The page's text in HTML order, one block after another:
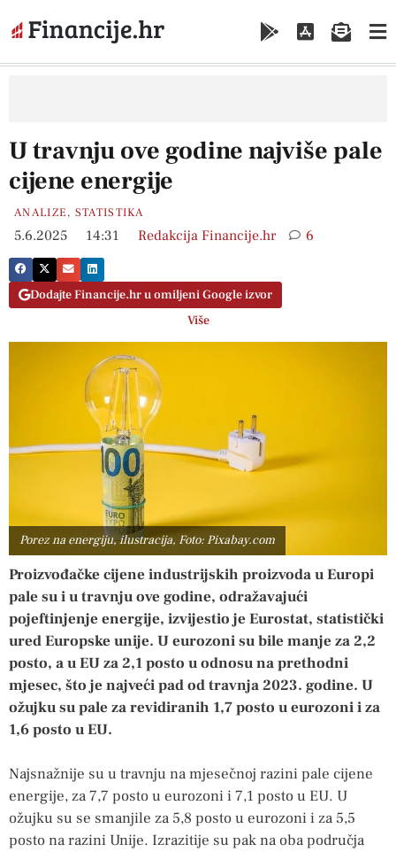
U travnju ove godine najviše pale
cijene energije
ANALIZE, STATISTIKA
5.6.2025 14:31 Redakcija Financije.hr 6
Dodajte Financije.hr u omiljeni Google izvor
Više
Porez na energiju, ilustracija, Foto: Pixabay.com
Proizvođačke cijene industrijskih proizvoda u Europi
pale su i u travnju ove godine, odražavajući
pojeftinjenje energije, izvijestio je Eurostat, statistički
ured Europske unije. U eurozoni su bile manje za 2,2
posto, a u EU za 2,1 posto u odnosu na prethodni
mjesec, što je najveći pad od travnja 2023. godine. U
ožujku su pale za revidiranih 1,7 posto u eurozoni i za
1,6 posto u EU.
Najsnažnije su u travnju na mjesečnoj razini pale cijene
energije, za 7,7 posto u eurozoni i 7,1 posto u EU. U
ožujku su se smanjile za 5,8 posto u eurozoni i za 5,5
posto na razini Unije. Izrazitije su pak na oba područja